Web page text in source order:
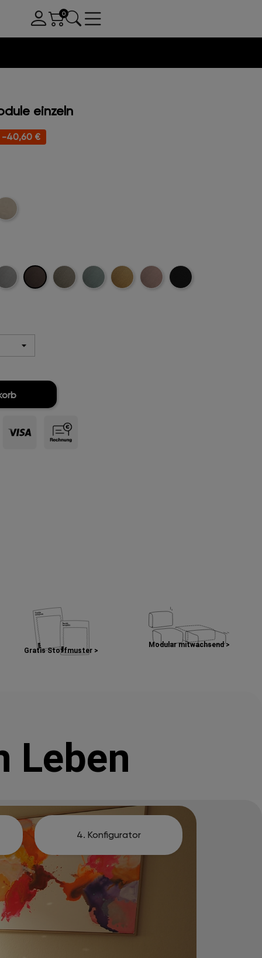
einzeln
-40,60 €
Dunkelbraun-
Cord
Khaki-
Mintgreen-Mustard-Rosa-
Schwarz-
Gratis Stoffmuster >
Modular mitwachsend >
Leben
4. Konfigurator